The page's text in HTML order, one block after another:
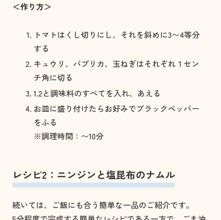
＜作り方＞
トマトはくし切りにし、それを斜めに3〜4等分
する
キュウリ、パプリカ、玉ねぎはそれぞれ１セン
チ角に切る
1.2と調味料のすべてを入れ、あえる
お皿に盛り付けたらお好みでブラックペッパー
をふる
※調理時間：〜10分
レシピ2：ニンジンと塩昆布のナムル
続いては、ご飯にも合う簡単な一品のご紹介です。